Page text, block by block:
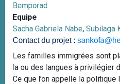
Bemporad
Equipe
Sacha Gabriela Nabe, Subilaga
Contact du projet :
Les familles immigrées sont
la ou des langues à privilégier
Ce que l’on appelle la